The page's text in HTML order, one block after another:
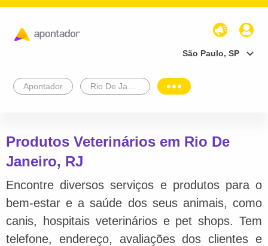
São Paulo, SP
Apontador
Produtos Veterinários em Rio De
Janeiro, RJ
Encontre diversos serviços e produtos para o
bem-estar e a saúde dos seus animais, como
canis, hospitais veterinários e pet shops. Tem
telefone, endereço, avaliações dos clientes e